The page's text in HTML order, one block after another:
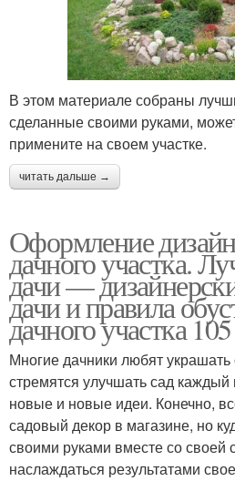
В этом материале собраны
сделанные своими руками,
примените на своем участке.
читать дальше →
Оформление
дачного участка.
дачи —
дачи и правила
дачного участка
Многие дачники любят украшать
стремятся улучшать сад
новые и новые идеи. Конечно,
садовый декор в магазине, но
своими руками вместе со своей
наслаждаться результатами